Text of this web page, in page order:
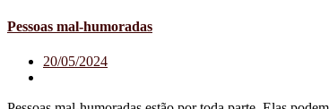
Pessoas mal-humoradas
20/05/2024